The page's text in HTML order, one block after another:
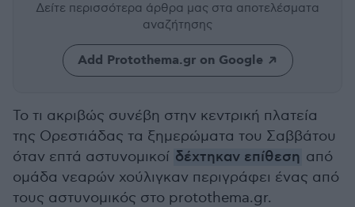
Δείτε περισσότερα άρθρα μας στα αποτελέσματα
αναζήτησης
Add Protothema.gr on Google
Το τι ακριβώς συνέβη στην κεντρική πλατεία
της Ορεστιάδας τα ξημερώματα του Σαββάτου
όταν επτά αστυνομικοί δέχτηκαν επίθεση από
ομάδα νεαρών χούλιγκαν περιγράφει ένας από
τους αστυνομικός στο protothema.gr.